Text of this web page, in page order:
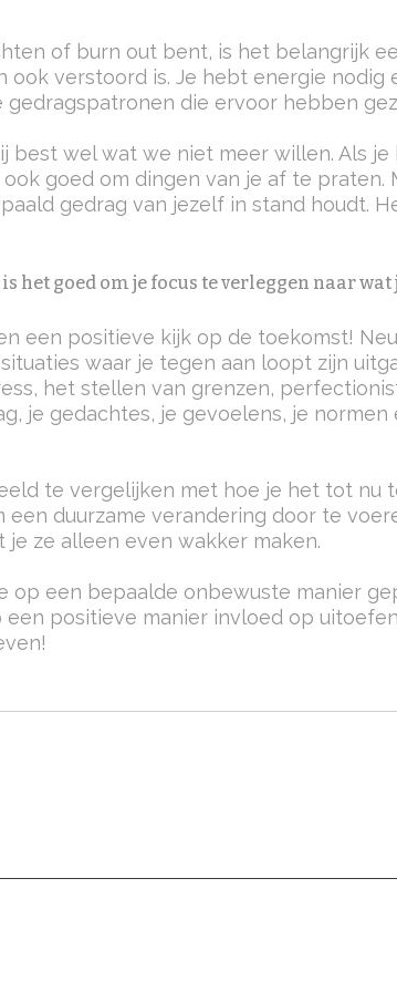
of burn out bent, is het belangrijk
ook verstoord is. Je hebt energie
gedragspatronen die ervoor hebben
best wel wat we niet meer willen. Als
goed om dingen van je af te praten.
gedrag van jezelf in stand houdt.
het goed om je focus te verleggen naar wat
een positieve kijk op de toekomst!
waar je tegen aan loopt zijn
het stellen van grenzen,
je gedachtes, je gevoelens, je
te vergelijken met hoe je het tot nu
een duurzame verandering door te
je ze alleen even wakker maken.
op een bepaalde onbewuste manier
positieve manier invloed op